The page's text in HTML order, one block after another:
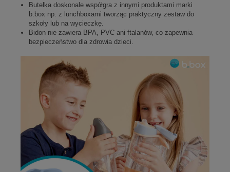
Butelka doskonale współgra z innymi produktami marki
b.box np. z lunchboxami tworząc praktyczny zestaw do
szkoły lub na wycieczkę.
Bidon nie zawiera BPA, PVC ani ftalanów, co zapewnia
bezpieczeństwo dla zdrowia dzieci.